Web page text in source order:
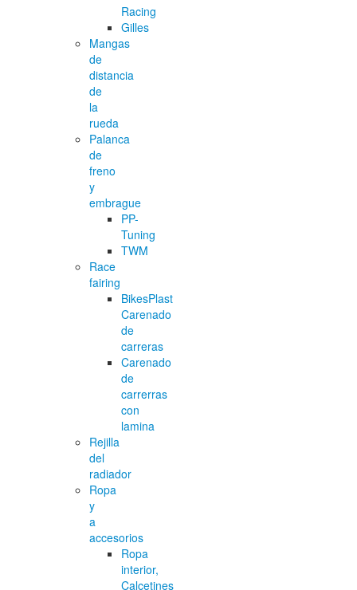
Racing
Gilles
Mangas
de
distancia
de
la
rueda
Palanca
de
freno
y
embrague
PP-
Tuning
TWM
Race
fairing
BikesPlast
Carenado
de
carreras
Carenado
de
carrerras
con
lamina
Rejilla
del
radiador
Ropa
y
a
accesorios
Ropa
interior,
Calcetines